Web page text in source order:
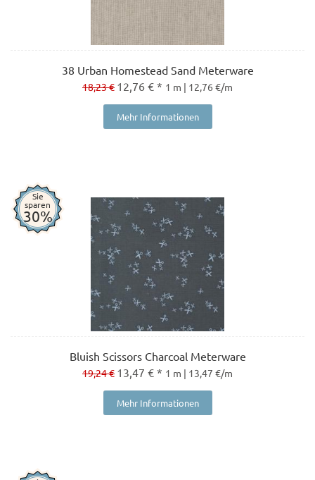
38 Urban Homestead Sand Meterware
18,23 € 12,76 € * 1 m | 12,76 €/m
Mehr Informationen
Sie
sparen
30%
Bluish Scissors Charcoal Meterware
19,24 € 13,47 € * 1 m | 13,47 €/m
Mehr Informationen